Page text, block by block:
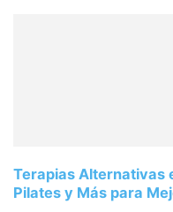
Terapias Alternativas
Pilates y Más para